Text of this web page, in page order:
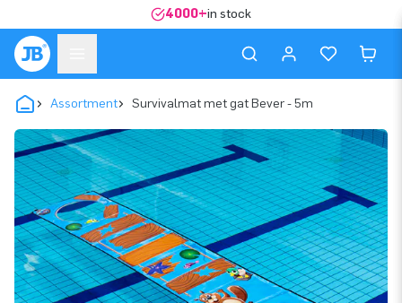
4000+in stock
Assortment Survivalmat met gat Bever - 5m